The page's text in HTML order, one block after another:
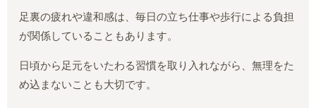
足裏の疲れや違和感は、毎日の立ち仕事や歩行による負担
が関係していることもあります。
日頃から足元をいたわる習慣を取り入れながら、無理をた
め込まないことも大切です。